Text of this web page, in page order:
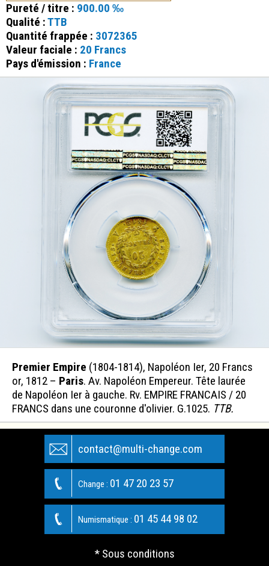
Pureté / titre : 900.00 ‰
Qualité :TTB
Quantité frappée : 3072365
Valeur faciale : 20 Francs
Pays d'émission : France
Premier Empire (1804-1814), Napoléon Ier, 20 Francs
or, 1812 – Paris. Av. Napoléon Empereur. Tête laurée
de Napoléon Ier à gauche. Rv. EMPIRE FRANCAIS / 20
FRANCS dans une couronne d'olivier. G.1025. TTB.
contact@multi-change.com
Change : 01 47 20 23 57
Numismatique : 01 45 44 98 02
* Sous conditions